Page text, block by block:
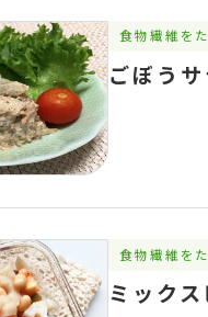
食物繊維を
ごぼう
食物繊維を
ミック